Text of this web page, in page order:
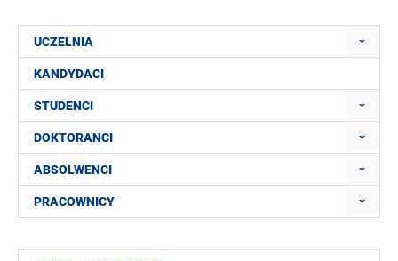
UCZELNIA
KANDYDACI
STUDENCI
DOKTORANCI
ABSOLWENCI
PRACOWNICY